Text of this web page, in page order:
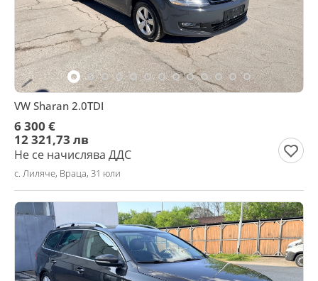
VW Sharan 2.0TDI
6 300 €
12 321,73 лв
Не се начислява ДДС
с. Лиляче, Враца, 31 юли